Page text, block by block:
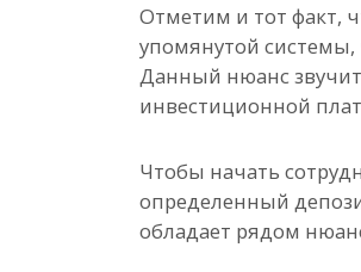
Отметим и тот факт,
упомянутой
Данный нюанс
инвестиционной
Чтобы начать
определенный
обладает рядом